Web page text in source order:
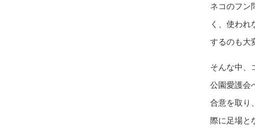
ネコのフン
く、使わ
するのも大
そんな中、
公園愛護会
合意を取り
際に足場と